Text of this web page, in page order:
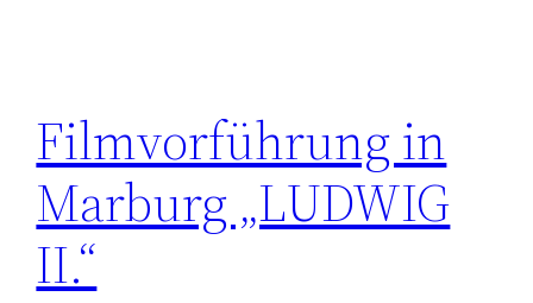
Filmvorführung in
Marburg „LUDWIG
II.“